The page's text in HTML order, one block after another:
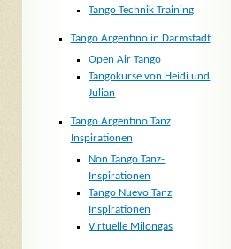
Tango Technik Training
Tango Argentino in Darmstadt
Open Air Tango
Tangokurse von Heidi und
Julian
Tango Argentino Tanz
Inspirationen
Non Tango Tanz-
Inspirationen
Tango Nuevo Tanz
Inspirationen
Virtuelle Milongas